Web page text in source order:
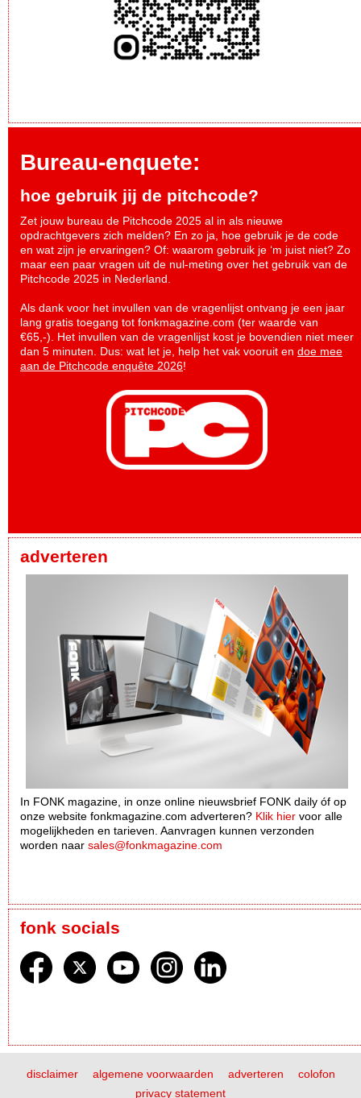
Bureau-enquete:
hoe gebruik jij de pitchcode?
Zet jouw bureau de Pitchcode 2025 al in als nieuwe
opdrachtgevers zich melden? En zo ja, hoe gebruik je de code
en wat zijn je ervaringen? Of: waarom gebruik je ‘m juist niet? Zo
maar een paar vragen uit de nul-meting over het gebruik van de
Pitchcode 2025 in Nederland.
Als dank voor het invullen van de vragenlijst ontvang je een jaar
lang gratis toegang tot fonkmagazine.com (ter waarde van
€65,-). Het invullen van de vragenlijst kost je bovendien niet meer
dan 5 minuten. Dus: wat let je, help het vak vooruit en doe mee
aan de Pitchcode enquête 2026!
adverteren
In FONK magazine, in onze online nieuwsbrief FONK daily óf op
onze website fonkmagazine.com adverteren? Klik hier voor alle
mogelijkheden en tarieven. Aanvragen kunnen verzonden
worden naar sales@fonkmagazine.com
fonk socials
disclaimer algemene voorwaarden adverteren
colofon
privacy statement